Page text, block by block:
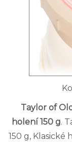
Taylor of
holení 150 g.
150 g,